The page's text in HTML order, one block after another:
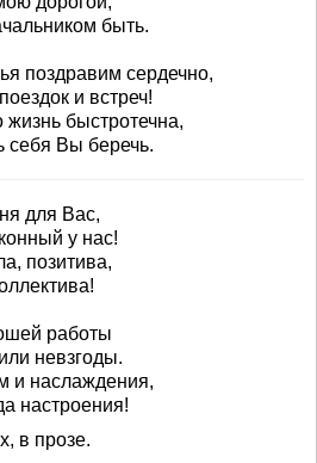
быть.
поздравим сердечно,
и встреч!
быстротечна,
себя Вы беречь.
для Вас,
у нас!
позитива,
работы
невзгоды.
и наслаждения,
настроения!
в прозе.